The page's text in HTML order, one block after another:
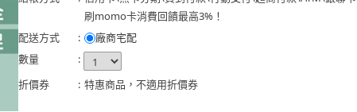
刷momo卡消費回饋最高3%！
配送方式
:
廠商宅配
數量
:
折價券
: 特惠商品，不適用折價券